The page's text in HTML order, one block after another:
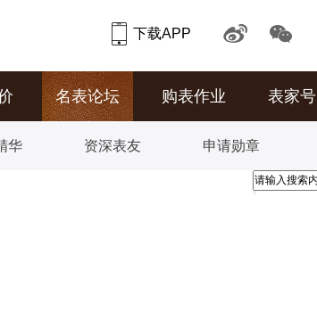
下载APP
名表论坛 购表作业 表家号
华 资深表友 申请勋章